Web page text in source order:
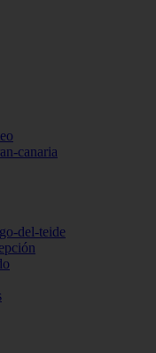
canaria
del-teide